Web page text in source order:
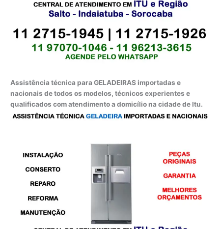
Assistência técnica para GELADEIRAS importadas e
nacionais de todos os modelos, técnicos experientes e
qualificados com atendimento a domicílio na cidade de Itu.